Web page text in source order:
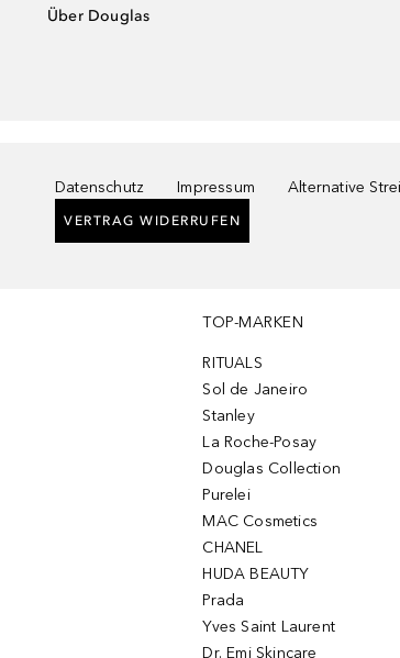
Über Douglas
Datenschutz Impressum Alternative
VERTRAG WIDERRUFEN
TOP-MARKEN
RITUALS
Sol de Janeiro
Stanley
La Roche-Posay
Douglas Collection
Purelei
MAC Cosmetics
CHANEL
HUDA BEAUTY
Prada
Yves Saint Laurent
Dr. Emi Skincare